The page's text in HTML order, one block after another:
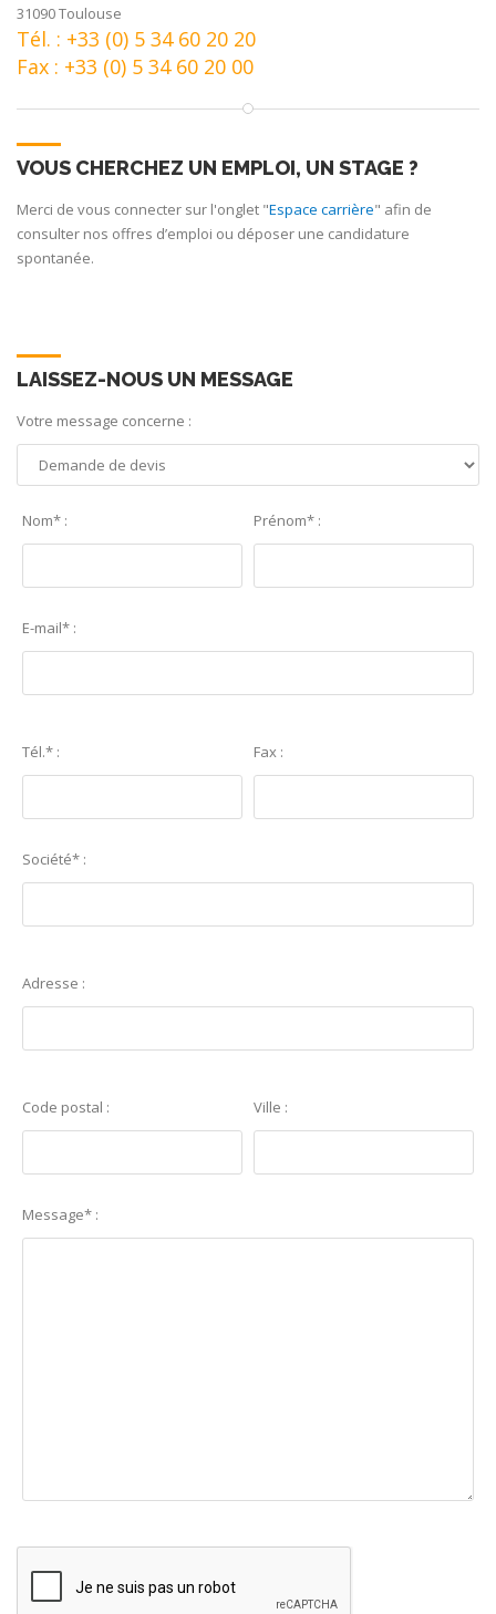
31090 Toulouse
Tél. : +33 (0) 5 34 60 20 20
Fax : +33 (0) 5 34 60 20 00
VOUS CHERCHEZ UN EMPLOI, UN STAGE ?
Merci de vous connecter sur l'onglet "Espace carrière" afin de
consulter nos offres d’emploi ou déposer une candidature
spontanée.
LAISSEZ-NOUS UN MESSAGE
Votre message concerne :
Nom* : Prénom* :
E-mail* :
Tél.* : Fax :
Société* :
Adresse :
Code postal : Ville :
Message* :